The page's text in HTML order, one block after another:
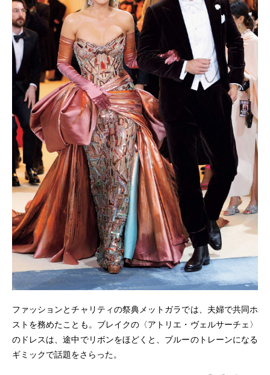
ファッションとチャリティの祭典メットガラでは、夫婦で共同ホ
ストを務めたことも。ブレイクの〈アトリエ・ヴェルサーチェ〉
のドレスは、途中でリボンをほどくと、ブルーのトレーンになる
ギミックで話題をさらった。